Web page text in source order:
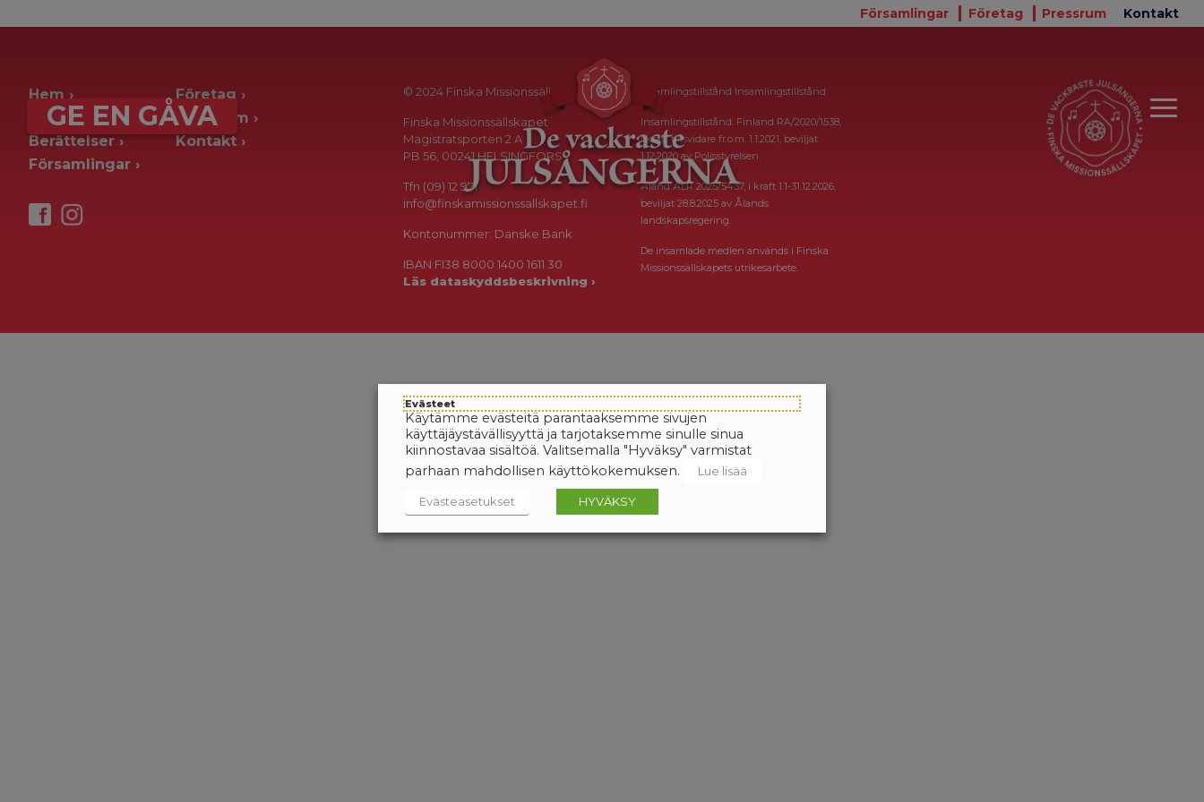
Församlingar Företag Pressrum Kontakt
GE EN GÅVA
Hem
Ge en gåva
Berättelser
Församlingar
Företag
Pressrum
Kontakt
© 2024 Finska Missionssällskapet
Finska Missionssällskapet
Magistratsporten 2 A
PB 56, 00241 HELSINGFORS
Tfn (09) 12 971
info@finskamissionssallskapet.fi
Kontonummer: Danske Bank
IBAN FI38 8000 1400 1611 30
Läs dataskyddsbeskrivning ›
Insamlingstillstånd Insamlingstillstånd:
Insamlingstillstånd: Finland RA/2020/1538,
i kraft tillsvidare fr.o.m. 1.1.2021, beviljat
1.12.2020 av Polisstyrelsen.
Åland ÅLR 2025/5437, i kraft 1.1-31.12.2026,
beviljat 28.8.2025 av Ålands
landskapsregering.
De insamlade medlen används i Finska
Missionssällskapets utrikesarbete.
Evästeet
Käytämme evästeitä parantaaksemme sivujen
käyttäjäystävällisyyttä ja tarjotaksemme sinulle sinua
kiinnostavaa sisältöä. Valitsemalla "Hyväksy" varmistat
parhaan mahdollisen käyttökokemuksen.
Lue lisää
Evästeasetukset HYVÄKSY